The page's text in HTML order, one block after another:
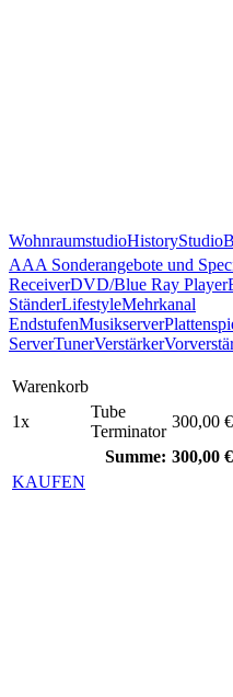
WohnraumstudioHistoryStudio
AAA Sonderangebote und
ReceiverDVD/Blue Ray Player
StänderLifestyleMehrkanal
EndstufenMusikserver
ServerTunerVerstärker
Warenkorb
1x
Tube
Terminator
300,00 €
Summe: 300,00 €
KAUFEN